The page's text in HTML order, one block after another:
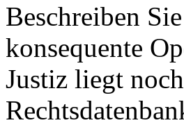
Beschreiben
konsequente
Justiz liegt